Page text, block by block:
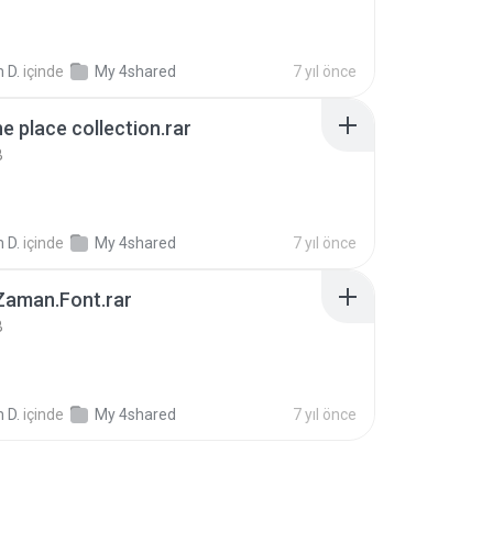
D. içinde My 4shared 7 yıl önce
place collection.rar
D. içinde My 4shared 7 yıl önce
D. içinde My 4shared 7 yıl önce